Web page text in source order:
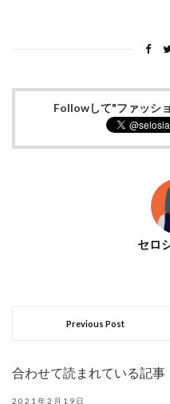
Followして"ファッシ
セロ
Previous Post
合わせて読まれている記事
2021年2月19日